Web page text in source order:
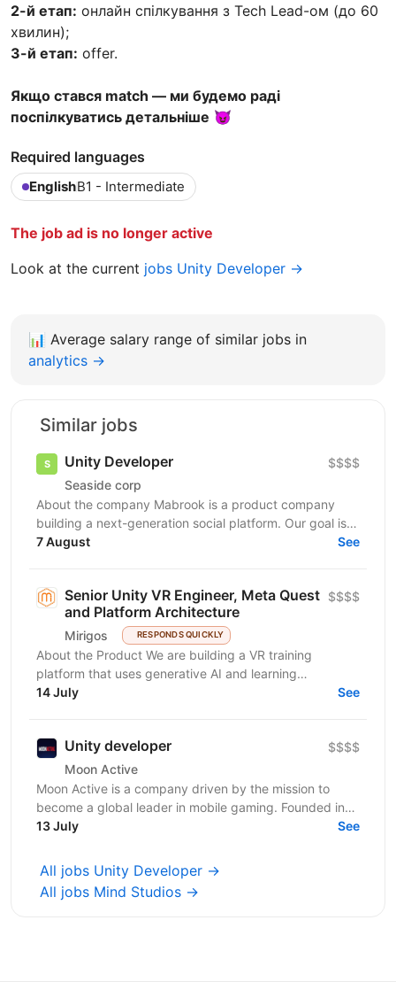
2-й етап: онлайн спілкування з Tech Lead-ом (до 60
хвилин);
3-й етап: offer.
Якщо стався match — ми будемо раді
поспілкуватись детальніше 😈
Required languages
EnglishB1 - Intermediate
The job ad is no longer active
Look at the current jobs Unity Developer →
📊 Average salary range of similar jobs in
analytics →
Similar jobs
Unity Developer
Seaside corp
$$$$
About the company Mabrook is a product company
building a next-generation social platform. Our goal is
to combine everything a modern user needs in one...
7 August See
Senior Unity VR Engineer, Meta Quest
and Platform Architecture
Mirigos RESPONDS QUICKLY
$$$$
About the Product We are building a VR training
platform that uses generative AI and learning
engineering to deliver personalized, hands-on skills...
14 July See
Unity developer
Moon Active
$$$$
Moon Active is a company driven by the mission to
become a global leader in mobile gaming. Founded in
2011, our passion for creativity, cutting-edge...
13 July See
All jobs Unity Developer →
All jobs Mind Studios →